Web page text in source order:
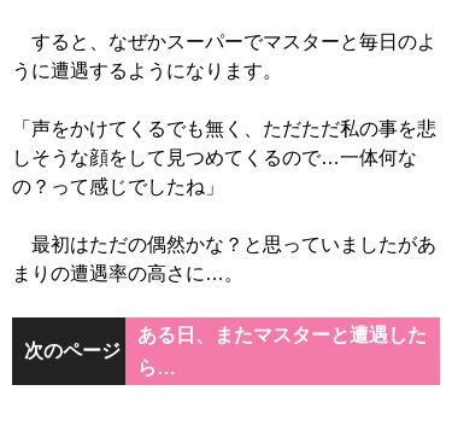
すると、なぜかスーパーでマスターと毎日のよ
うに遭遇するようになります。
「声をかけてくるでも無く、ただただ私の事を悲
しそうな顔をして見つめてくるので…一体何な
の？って感じでしたね」
最初はただの偶然かな？と思っていましたがあ
まりの遭遇率の高さに…。
次のページ
ある日、またマスターと遭遇した
ら…